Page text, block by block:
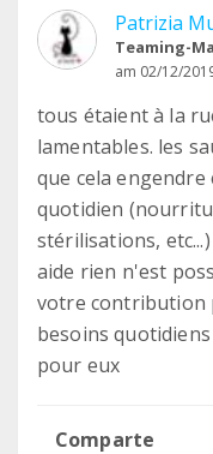
Patrizia
Teaming-
am 02/12/
tous étaient à la
lamentables. les
que cela
quotidien
stérilisations,
aide rien n'est
votre contribution
besoins quotidiens
pour eux
Comparte